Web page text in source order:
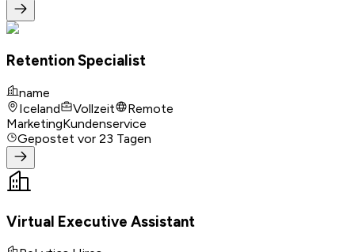
Retention Specialist
name
Iceland
Vollzeit
Remote
MarketingKundenservice
Gepostet vor 23 Tagen
Virtual Executive Assistant